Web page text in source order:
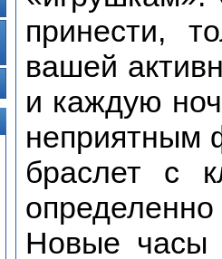
принести,
вашей
и каждую
неприятным
браслет с
Новые часы